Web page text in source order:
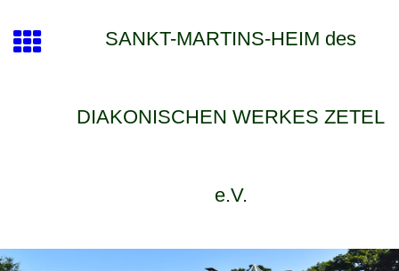
SANKT-MARTINS-HEIM des
DIAKONISCHEN WERKES ZETEL
e.V.